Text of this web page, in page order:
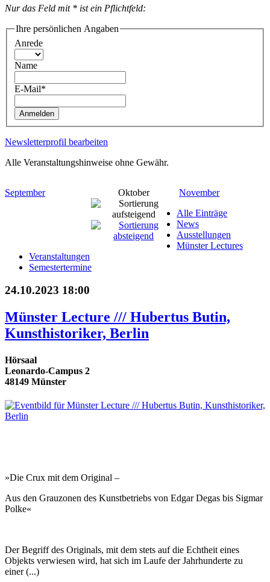
Nur das Feld mit * ist ein Pflichtfeld:
Ihre persönlichen Angaben
Anrede
Name
E-Mail*
Anmelden
Newsletterprofil bearbeiten
Alle Veranstaltungshinweise ohne Gewähr.
September Oktober
November
Alle Einträge
News
Ausstellungen
Münster Lectures
Veranstaltungen
Semestertermine
24.10.2023 18:00
Münster Lecture /// Hubertus Butin,
Kunsthistoriker, Berlin
Hörsaal
Leonardo-Campus 2
48149 Münster
»Die Crux mit dem Original –
Aus den Grauzonen des Kunstbetriebs von Edgar Degas bis Sigmar
Polke«
Der Begriff des Originals, mit dem stets auf die Echtheit eines
Objekts verwiesen wird, hat sich im Laufe der Jahrhunderte zu
einer (...)